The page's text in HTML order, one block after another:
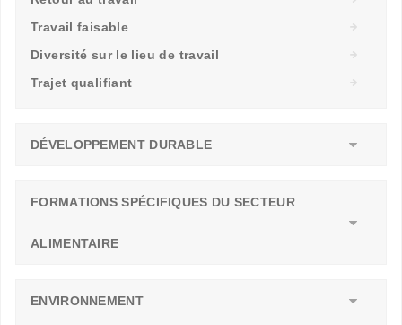
Travail faisable
Diversité sur le lieu de travail
Trajet qualifiant
DÉVELOPPEMENT DURABLE
FORMATIONS SPÉCIFIQUES DU SECTEUR
ALIMENTAIRE
ENVIRONNEMENT